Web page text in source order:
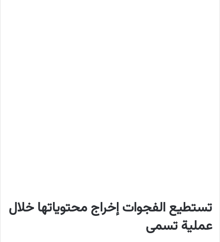
تستطيع الفجوات إخراج محتوياتها خلال
عملية تسمى